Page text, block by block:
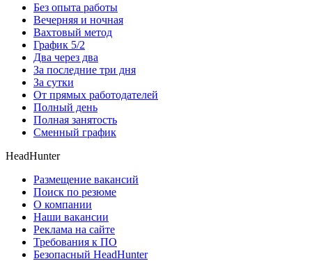
Без опыта работы
Вечерняя и ночная
Вахтовый метод
График 5/2
Два через два
За последние три дня
За сутки
От прямых работодателей
Полный день
Полная занятость
Сменный график
HeadHunter
Размещение вакансий
Поиск по резюме
О компании
Наши вакансии
Реклама на сайте
Требования к ПО
Безопасный HeadHunter